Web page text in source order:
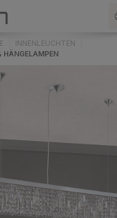
INNENLEUCHTEN
HÄNGELAMPEN